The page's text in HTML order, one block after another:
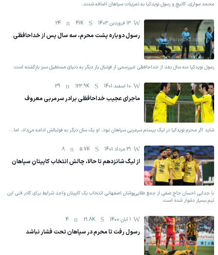
محمد سواری، کاتیچ و رسول نویدکیا به تمرینات سپاهان اضافه شدند.
13 فروردين 1403 41K
24
رسول دوباره پشت محرم، سه سال پس از خداحافظی
رسول نویدکیا سه سال بعد از خداحافظی غیررسمی از فوتبال بار دیگر به دنیای مستطیل سبز بازگشته است.
10 اسفند 1401 123.9K
39
ماجرای عجیب خداحافظی برادر سرمربی معروف
شاید اگر محرم نویدکیا در لیگ بیستم سرمربی سپاهان نبود، او یک سال دیگر به فوتبالش ادامه می‌داد، اما...
31 مرداد 1401 5.7K
8
از لیگ شانزدهم تا حالا، چالش انتخاب کاپیتانِ سپاهان
با جدایی احسان حاج صفی از جمع طلایی‌پوشان اصفهانی انتخاب یک کاپیتان واجد شرایط برای کادر فنی این
تیم بسیار دشوار شده است.
1 آبان 1400 21.8K
4
رسول رفت تا محرم در سپاهان تحت فشار نباشد